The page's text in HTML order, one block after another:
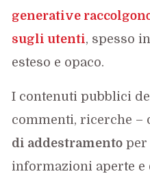
generative
sugli utenti, spesso
esteso e opaco.
I contenuti pubblici
commenti, ricerche –
di addestramento per
informazioni aperte